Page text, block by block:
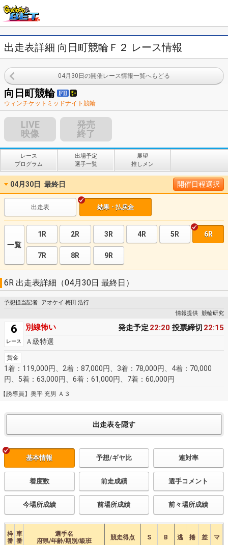
出走表詳細 向日町競輪Ｆ２ レース情報
04月30日の開催レース情報一覧へもどる
向日町競輪
ウィンチケットミッドナイト競輪
LIVE
映像
発売
終了
レース
プログラム
出場予定
選手一覧
展望
推しメン
04月30日 最終日 開催日程選択
出走表 結果・払戻金
一覧
1R 2R 3R 4R 5R 6R
7R 8R 9R
6R 出走表詳細（04月30日 最終日）
予想担当記者
アオケイ 梅田 浩行
情報提供 競輪研究
6
レース
別線怖い 発走予定 22:20 投票締切 22:15
Ａ級特選
賞金
1着：119,000円、2着：87,000円、3着：78,000円、4着：70,000
円、5着：63,000円、6着：61,000円、7着：60,000円
【誘導員】奥平 充男 Ａ３
基本情報 予想/ギヤ比 連対率
着度数 前走成績 選手コメント
今場所成績 前場所成績 前々場所成績
枠
番
車
番
選手名
府県/年齢/期別/級班
競走得点 S B 逃 捲 差 マ